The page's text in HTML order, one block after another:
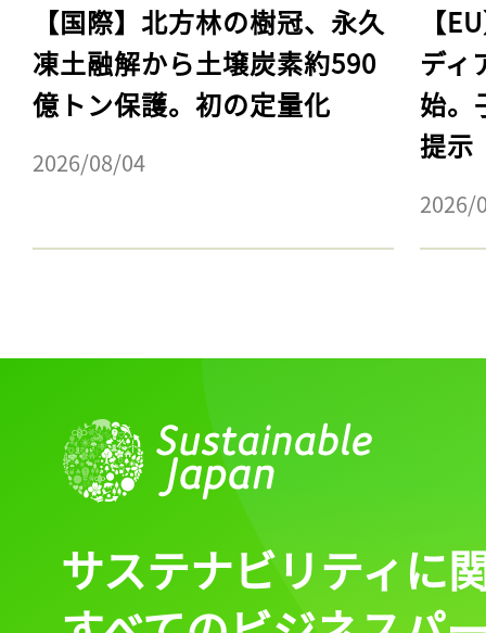
【国際】北方林の樹冠、永久
凍土融解から土壌炭素約590
億トン保護。初の定量化
2026/08/04
【
ディ
始。
提示
2026/
サステナビリティに